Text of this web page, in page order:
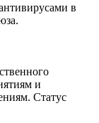
в
и
Статус